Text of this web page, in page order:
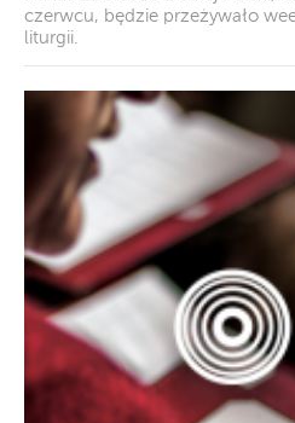
czerwcu, będzie przeżywało
liturgii.